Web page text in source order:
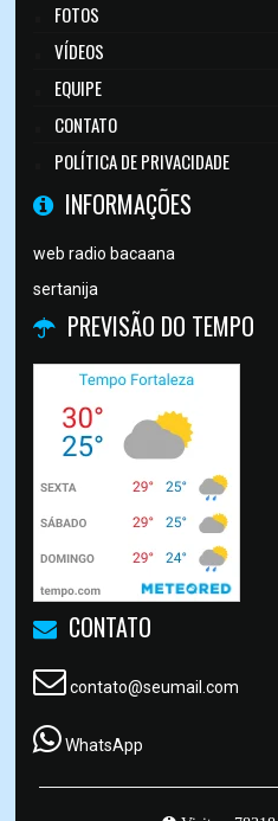
FOTOS
VÍDEOS
EQUIPE
CONTATO
POLÍTICA DE PRIVACIDADE
INFORMAÇÕES
web radio bacaana
sertanija
PREVISÃO DO TEMPO
CONTATO
contato@seumail.com
WhatsApp